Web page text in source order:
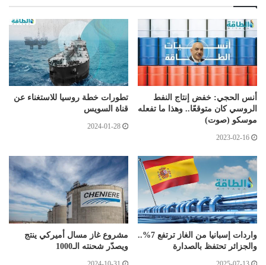
أنس الحجي: خفض إنتاج النفط
الروسي كان متوقعًا.. وهذا ما تفعله
موسكو (صوت)
2023-02-16
تطورات خطة روسيا للاستغناء عن
قناة السويس
2024-01-28
واردات إسبانيا من الغاز ترتفع 7%..
والجزائر تحتفظ بالصدارة
مشروع غاز مسال أميركي ينتج
ويصدّر شحنته الـ1000